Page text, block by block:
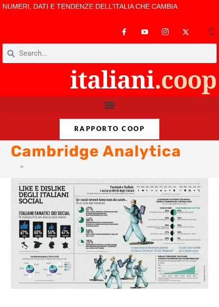
NUMERI, DATI E TENDENZE DELL’ITALIA CHE CAMBIA
RAPPORTO COOP
Cambridge Analytica
>